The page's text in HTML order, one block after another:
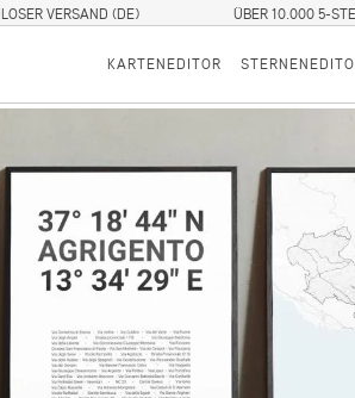
VERSAND (DE) ÜBER 10.000 5-
KARTENEDITOR